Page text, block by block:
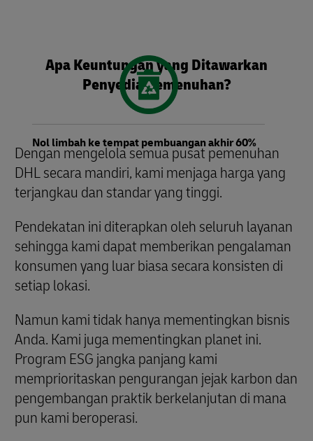
Nol limbah ke tempat pembuangan akhir 60%
Apa Keuntungan yang Ditawarkan
Penyedia Pemenuhan?
Dengan mengelola semua pusat pemenuhan
DHL secara mandiri, kami menjaga harga yang
terjangkau dan standar yang tinggi.
Pendekatan ini diterapkan oleh seluruh layanan
sehingga kami dapat memberikan pengalaman
konsumen yang luar biasa secara konsisten di
setiap lokasi.
Namun kami tidak hanya mementingkan bisnis
Anda. Kami juga mementingkan planet ini.
Program ESG jangka panjang kami
memprioritaskan pengurangan jejak karbon dan
pengembangan praktik berkelanjutan di mana
pun kami beroperasi.